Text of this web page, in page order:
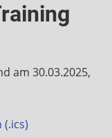
am 30.03.2025,